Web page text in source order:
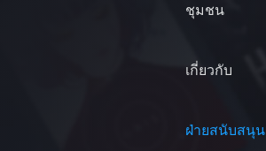
ชุมชน
เกี่ยวกับ
ฝ่ายสนับสนุน